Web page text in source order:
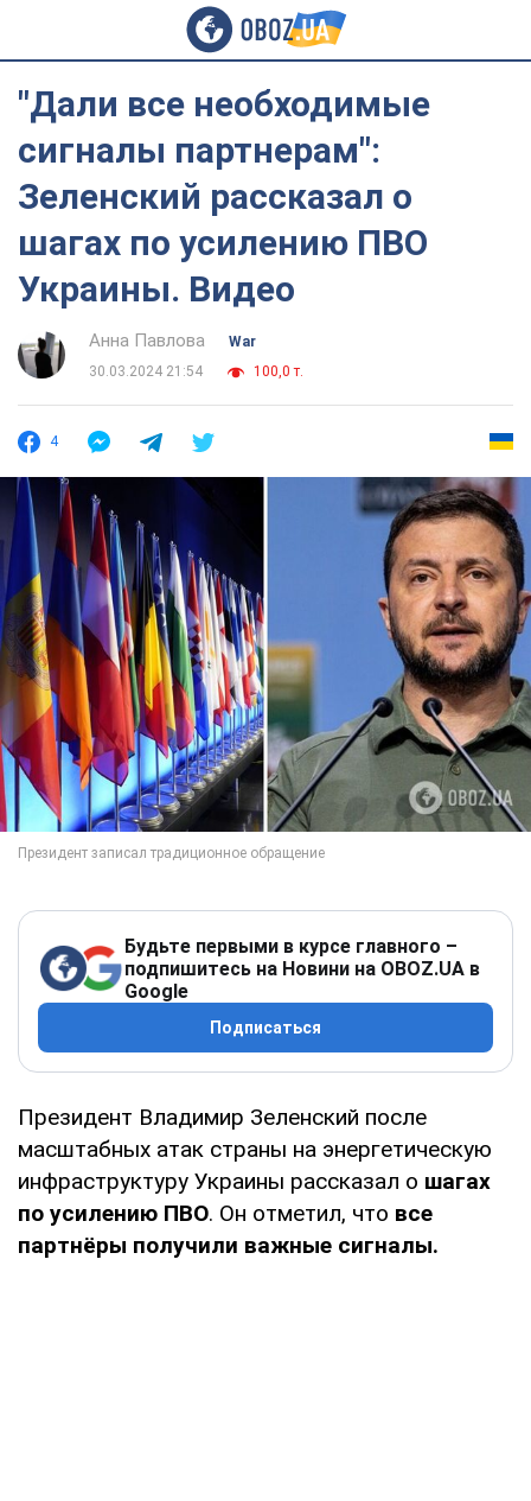
"Дали все необходимые
сигналы партнерам":
Зеленский рассказал о
шагах по усилению ПВО
Украины. Видео
Анна Павлова
War
30.03.2024 21:54
100,0 т.
4
Будьте первыми в курсе главного –
подпишитесь на Новини на OBOZ.UA в
Google
Подписаться
Президент Владимир Зеленский после
масштабных атак страны на энергетическую
инфраструктуру Украины рассказал о шагах
по усилению ПВО. Он отметил, что все
партнёры получили важные сигналы.